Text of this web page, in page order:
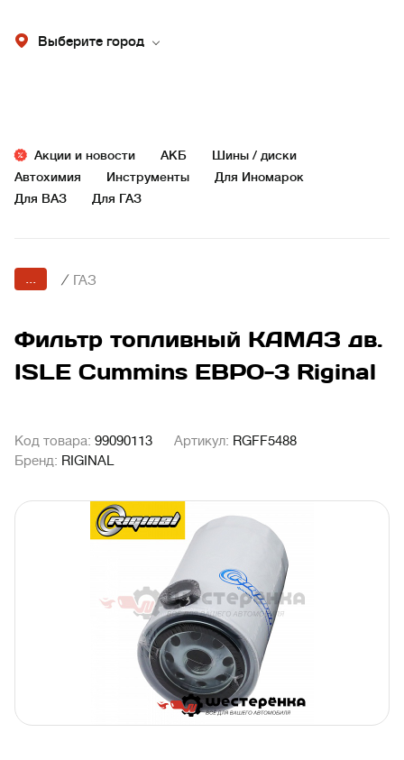
Выберите город
Акции и новости АКБ
Шины / диски
Автохимия
Инструменты
Для Иномарок
Для ВАЗ
Для ГАЗ
... / ГАЗ
Фильтр топливный КАМАЗ дв.
ISLE Cummins ЕВРО-3 Riginal
Код товара: 99090113 Артикул: RGFF5488
Бренд: RIGINAL